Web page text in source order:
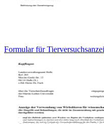
Formular für